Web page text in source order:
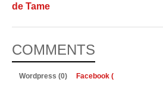
de Tame
COMMENTS
Wordpress (0) Facebook (